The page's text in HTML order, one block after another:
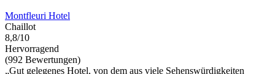
Montfleuri Hotel
Chaillot
8,8/10
Hervorragend
(992 Bewertungen)
„Gut gelegenes Hotel, von dem aus viele Sehenswürdigkeiten